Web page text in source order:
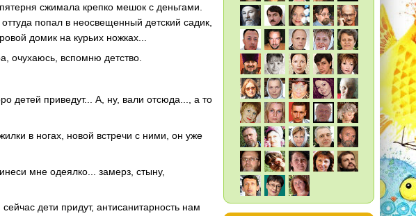
сжимала крепко мешок с деньгами.
попал в неосвещенный детский садик,
домик на курьих ножках...
очухаюсь, вспомню детство.
детей приведут... А, ну, вали отсюда..., а то
в ногах, новой встречи с ними, он уже
мне одеялко... замерз, стыну,
дети придут, антисанитарность нам